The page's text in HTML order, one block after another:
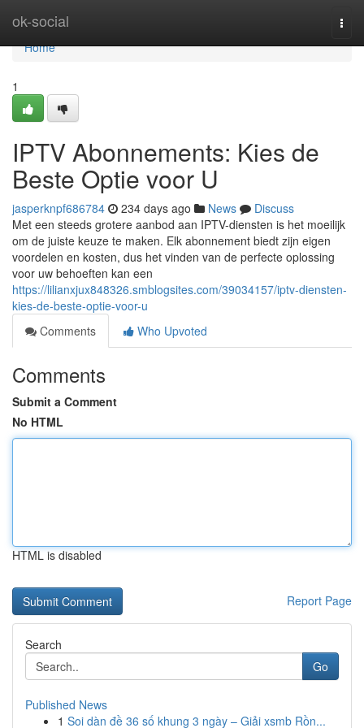
ok-social
Home
Home
1
IPTV Abonnements: Kies de
Beste Optie voor U
jasperknpf686784 234 days ago News
Discuss
Met een steeds grotere aanbod aan IPTV-diensten is het moeilijk
om de juiste keuze te maken. Elk abonnement biedt zijn eigen
voordelen en kosten, dus het vinden van de perfecte oplossing
voor uw behoeften kan een
https://lilianxjux848326.smblogsites.com/39034157/iptv-diensten-
kies-de-beste-optie-voor-u
Comments
Who Upvoted
Comments
Submit a Comment
No HTML
HTML is disabled
Report Page
Search
Go
Published News
1 Soi dàn đề 36 số khung 3 ngày – Giải xsmb Rồn...